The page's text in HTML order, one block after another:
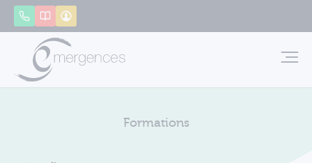
AppelerCatalogue
Formations
Panneau de gestion des cookies